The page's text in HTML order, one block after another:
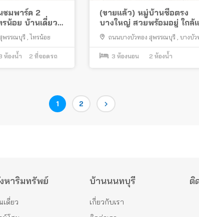
ชมพาร์ค 2
น้อย บ้านเดี่ยว
พรรณบุรี ไทรน้อย
ห้องน้ำ 2 ที่จอดรถ
(ขายแล้ว) หมู่บ้านซื่อตรง
บางใหญ่ สวยพร้อมอยู่ ใกล้
รนด์โฮมบางบัวทอง
ถนนบางบัวทอง สุพรรณบุรี บางบัว
3 ห้องนอน 2 ห้องน้ำ
Page
1 Page
2
หาริมทรัพย์
เดี่ยว
บ้านนนทบุรี
เกี่ยวกับเรา
ติ